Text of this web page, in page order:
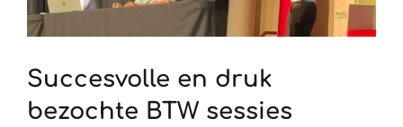
Succesvolle en druk
bezochte BTW sessies